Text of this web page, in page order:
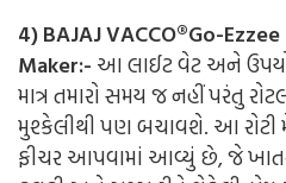
4) BAJAJ VACCO®Go-
Maker:- આ લાઈટ વેટ અને
માત્ર તમારો સમય જ નહીં પરંતુ
મુશ્કેલીથી પણ બચાવશે. આ
ફીચર આપવામાં આવ્યું છે, જે